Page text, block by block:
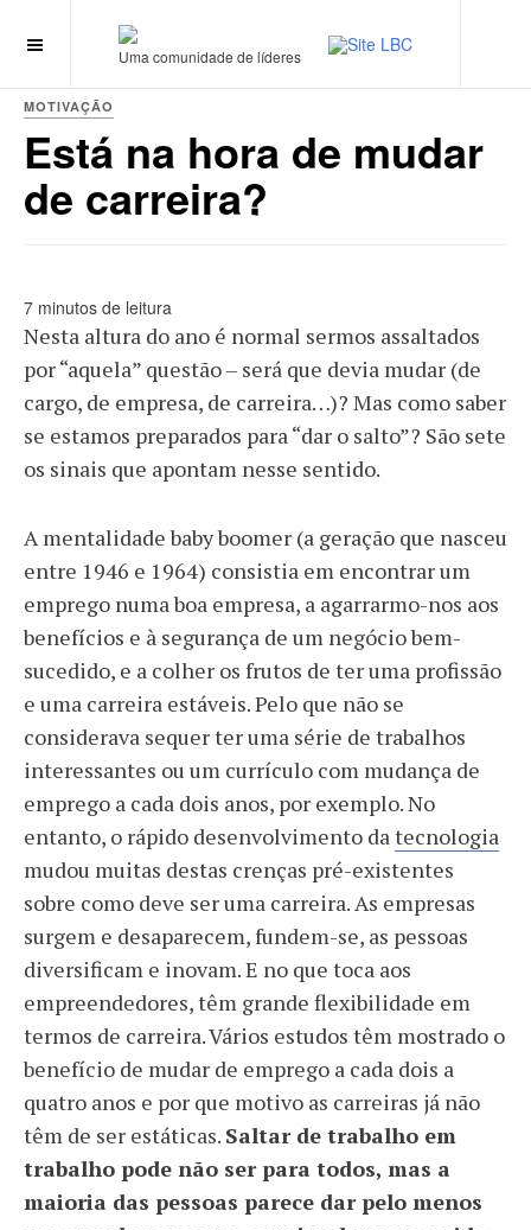
Uma comunidade de líderes
MOTIVAÇÃO
Está na hora de mudar
de carreira?
7 minutos de leitura
Nesta altura do ano é normal sermos assaltados
por “aquela” questão – será que devia mudar (de
cargo, de empresa, de carreira…)? Mas como saber
se estamos preparados para “dar o salto”? São sete
os sinais que apontam nesse sentido.
A mentalidade baby boomer (a geração que nasceu
entre 1946 e 1964) consistia em encontrar um
emprego numa boa empresa, a agarrarmo-nos aos
benefícios e à segurança de um negócio bem-
sucedido, e a colher os frutos de ter uma profissão
e uma carreira estáveis. Pelo que não se
considerava sequer ter uma série de trabalhos
interessantes ou um currículo com mudança de
emprego a cada dois anos, por exemplo. No
entanto, o rápido desenvolvimento datecnologia
mudou muitas destas crenças pré-existentes
sobre como deve ser uma carreira. As empresas
surgem e desaparecem, fundem-se, as pessoas
diversificam e inovam. E no que toca aos
empreendedores, têm grande flexibilidade em
termos de carreira. Vários estudos têm mostrado o
benefício de mudar de emprego a cada dois a
quatro anos e por que motivo as carreiras já não
têm de ser estáticas. Saltar de trabalho em
trabalho pode não ser para todos, mas a
maioria das pessoas parece dar pelo menos